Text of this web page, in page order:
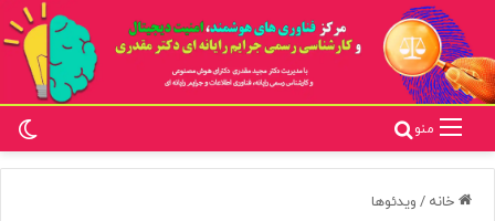
منو
خانه / ویدئوها